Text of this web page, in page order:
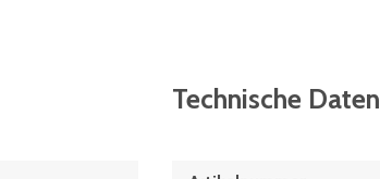
Technische Daten